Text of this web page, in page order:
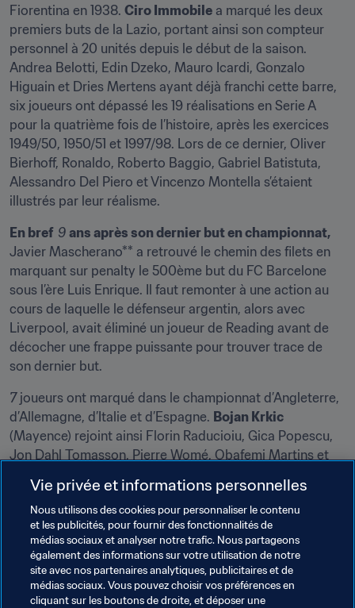
Fiorentina en 1938. Ciro Immobile a marqué les deux
premiers buts de la Lazio, portant ainsi son compteur
personnel à 20 unités depuis le début de la saison.
Andrea Belotti, Edin Dzeko, Mauro Icardi, Gonzalo
Higuain et Dries Mertens ayant déjà franchi cette barre,
six joueurs ont dépassé les 19 réalisations en Serie A
pour la quatrième fois de l’histoire, après les exercices
1949/50, 1950/51 et 1997/98. Lors de ce dernier, Oliver
Bierhoff, Ronaldo, Roberto Baggio, Gabriel Batistuta,
Alessandro Del Piero et Vincenzo Montella s’étaient
illustrés par leur réalisme.
En bref 9
Javier Mascherano** a retrouvé le chemin des filets en
marquant sur penalty le 500ème but du FC Barcelone
sous l’ère Luis Enrique. Il faut remonter à une action au
cours de laquelle le défenseur argentin, alors avec
Liverpool, avait éliminé un joueur de Reading avant de
décocher une frappe puissante pour trouver trace de
son dernier but.
7 joueurs ont marqué dans le championnat d’Angleterre,
d’Allemagne, d’Italie et d’Espagne. Bojan Krkic
(Mayence) rejoint ainsi Florin Raducioiu, Gica Popescu,
Jon Dahl Tomasson, Pierre Womé, Obafemi Martins et
Thèmes en lien
Argentina Belgium Bosnia and Herzegovina
Brazil Canada England France
Vie privée et informations personnelles
Nous utilisons des cookies pour personnaliser le contenu
et les publicités, pour fournir des fonctionnalités de
médias sociaux et analyser notre trafic. Nous partageons
également des informations sur votre utilisation de notre
site avec nos partenaires analytiques, publicitaires et de
médias sociaux. Vous pouvez choisir vos préférences en
cliquant sur les boutons de droite, et déposer une